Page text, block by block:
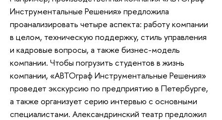
Инструментальные Решения» предложила
проанализировать четыре аспекта: работу компании
в целом, техническую поддержку, стиль управления
и кадровые вопросы, а также бизнес-модель
компании. Чтобы погрузить студентов в жизнь
компании, «АВТОграф Инструментальные Решения»
проведет экскурсию по предприятию в Петербурге,
а также организует серию интервью с основными
специалистами. Александринский театр предложил